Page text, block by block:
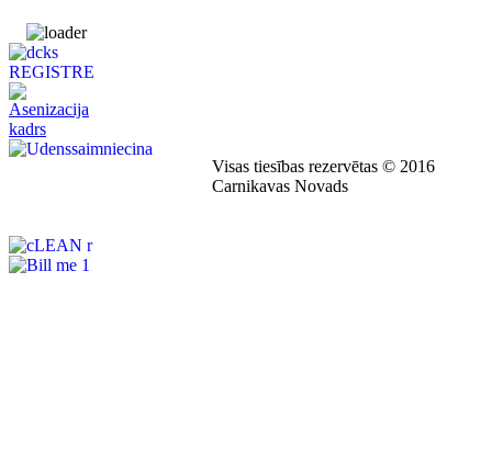
Visas tiesības rezervētas © 2016
Carnikavas Novads